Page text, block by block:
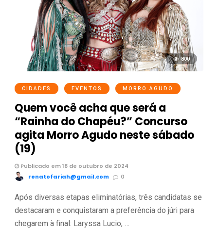
800
CIDADES EVENTOS MORRO AGUDO
Quem você acha que será a
“Rainha do Chapéu?” Concurso
agita Morro Agudo neste sábado
(19)
Publicado em 18 de outubro de 2024
renatofariah@gmail.com
0
Após diversas etapas eliminatórias, três candidatas se
destacaram e conquistaram a preferência do júri para
chegarem à final: Laryssa Lucio, …